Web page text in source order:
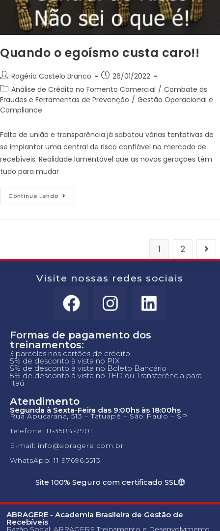
Quando o egoísmo custa caro!!
Rogério Castelo Branco
26/01/2022
Análise de Crédito no Fomento Comercial / Combate às
Fraudes e Ferramentas de Prevenção / Gestão Operacional e
Compliance
Falta de união e transparência já sabotou várias tentativas de
se implantar uma central de risco confiável no mercado de
recebíveis. Realidade lamentável que as novas gerações têm
tudo para mudar
Continue Lendo
1 2
Visite nossas redes sociais
Formas de pagamento dos
treinamentos:
3 parcelas nos cartões de crédito
5% de desconto à vista no PIX
5% de desconto à vista no Boleto Bancário
5% de desconto à vista no TED ou Transferência para
Itaú
Atendimento
Segunda à Sexta-Feira das 9:00hs às 18:00hs
Rua Apucarana, 513 – Tatuapé – São Paulo – SP
Telefone: 11-3584-7901
E-mail: info@abragere.com.br
WhatsApp: 11-97696.5513
Site 100% Seguro com certificado SSL
ABRAGERE - Academia Brasileira de Gestão de
Recebíveis
Razão Social: ABRAGERE Treinamento e Desenvolvimento